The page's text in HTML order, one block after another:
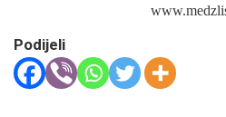
Podijeli